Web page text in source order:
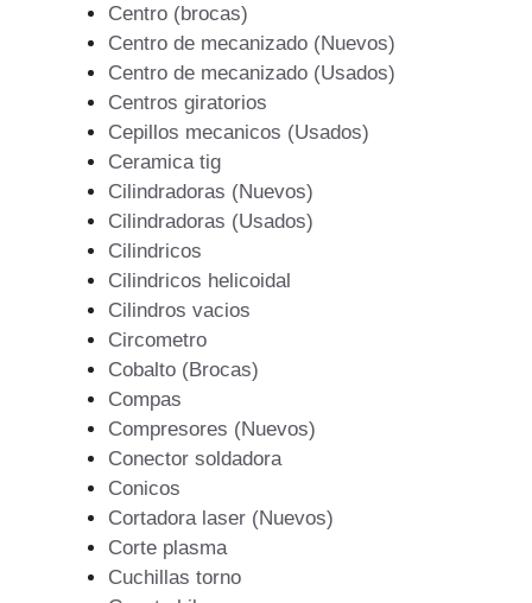
Centro (brocas)
Centro de mecanizado (Nuevos)
Centro de mecanizado (Usados)
Centros giratorios
Cepillos mecanicos (Usados)
Ceramica tig
Cilindradoras (Nuevos)
Cilindradoras (Usados)
Cilindricos
Cilindricos helicoidal
Cilindros vacios
Circometro
Cobalto (Brocas)
Compas
Compresores (Nuevos)
Conector soldadora
Conicos
Cortadora laser (Nuevos)
Corte plasma
Cuchillas torno